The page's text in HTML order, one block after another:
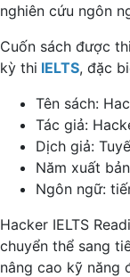
nghiên cứu ngôn
Cuốn sách được
kỳ thi IELTS, đặc
Tên sách:
Tác giả:
Dịch giả:
Năm xuất
Ngôn ngữ:
Hacker IELTS
chuyển thể sang
nâng cao kỹ năng